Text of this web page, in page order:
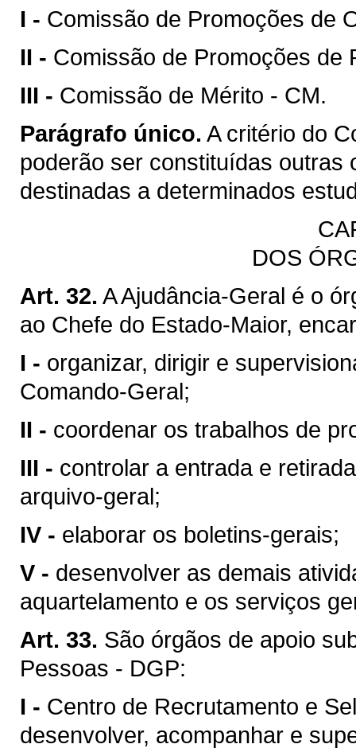
I - Comissão de Promoções de
II - Comissão de Promoções de
III - Comissão de Mérito - CM.
Parágrafo único. A critério do
poderão ser constituídas outras
destinadas a determinados
DOS
Art. 32. A Ajudância-Geral é o
ao Chefe do Estado-Maior,
I - organizar, dirigir e
Comando-Geral;
II - coordenar os trabalhos de
III - controlar a entrada e
arquivo-geral;
IV - elaborar os boletins-gerais;
V - desenvolver as demais
aquartelamento e os serviços
Art. 33. São órgãos de apoio
Pessoas - DGP:
I - Centro de Recrutamento e
desenvolver, acompanhar e